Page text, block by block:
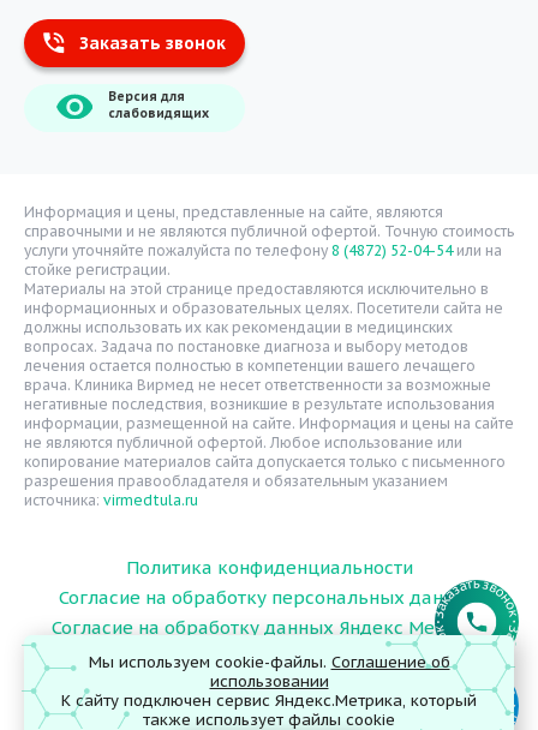
Мы используем cookie-файлы. Соглашение об
использовании
К сайту подключен сервис Яндекс.Метрика, который
также использует файлы cookie
Информация
О компании
Расписание врачей
Надзорные органы
Статьи
Вопрос-ответ
Видео
Вакансии
Карта сайта
Контакты
Заказать звонок
Версия для
слабовидящих
Информация и цены, представленные на сайте, являются
справочными и не являются публичной офертой. Точную стоимость
услуги уточняйте пожалуйста по телефону 8 (4872) 52-04-54или на
стойке регистрации.
Материалы на этой странице предоставляются исключительно в
информационных и образовательных целях. Посетители сайта не
должны использовать их как рекомендации в медицинских
вопросах. Задача по постановке диагноза и выбору методов
лечения остается полностью в компетенции вашего лечащего
врача. Клиника Вирмед не несет ответственности за возможные
негативные последствия, возникшие в результате использования
информации, размещенной на сайте. Информация и цены на сайте
не являются публичной офертой. Любое использование или
копирование материалов сайта допускается только с письменного
разрешения правообладателя и обязательным указанием
источника: virmedtula.ru
Политика конфиденциальности
Согласие на обработку персональных данных
Согласие на обработку данных Яндекс Метрика
© 2026 ООО "Поликлиника Вирмед"